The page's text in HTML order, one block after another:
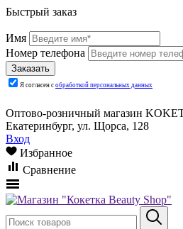
Быстрый заказ
Имя
Номер телефона
Я согласен с обработкой персональных данных
Оптово-розничный магазин
Екатеринбург, ул. Щорса, 128
Вход
Избранное
Сравнение